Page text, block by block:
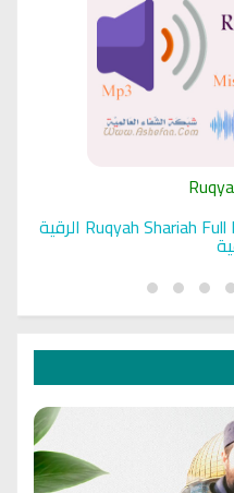
Ruqyah Shariah Full Mishary Rashid Al Afasy Mp3 الرقية